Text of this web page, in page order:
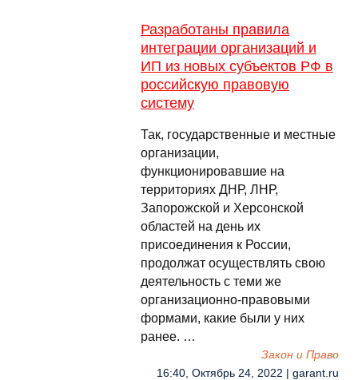
Разработаны правила
интеграции организаций и
ИП из новых субъектов РФ в
российскую правовую
систему
Так, государственные и местные
организации,
функционировавшие на
территориях ДНР, ЛНР,
Запорожской и Херсонской
областей на день их
присоединения к России,
продолжат осуществлять свою
деятельность с теми же
организационно-правовыми
формами, какие были у них
ранее. …
Закон и Право
16:40, Октябрь 24, 2022 | garant.ru